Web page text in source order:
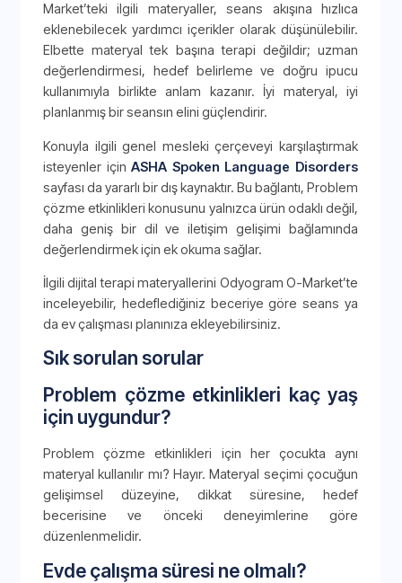
Market’teki ilgili materyaller, seans akışına hızlıca
eklenebilecek yardımcı içerikler olarak düşünülebilir.
Elbette materyal tek başına terapi değildir; uzman
değerlendirmesi, hedef belirleme ve doğru ipucu
kullanımıyla birlikte anlam kazanır. İyi materyal, iyi
planlanmış bir seansın elini güçlendirir.
Konuyla ilgili genel mesleki çerçeveyi karşılaştırmak
isteyenler içinASHA Spoken Language Disorders
sayfası da yararlı bir dış kaynaktır. Bu bağlantı, Problem
çözme etkinlikleri konusunu yalnızca ürün odaklı değil,
daha geniş bir dil ve iletişim gelişimi bağlamında
değerlendirmek için ek okuma sağlar.
İlgili dijital terapi materyallerini Odyogram O-Market’te
inceleyebilir, hedeflediğiniz beceriye göre seans ya
da ev çalışması planınıza ekleyebilirsiniz.
Sık sorulan sorular
Problem çözme etkinlikleri kaç yaş
için uygundur?
Problem çözme etkinlikleri için her çocukta aynı
materyal kullanılır mı? Hayır. Materyal seçimi çocuğun
gelişimsel düzeyine, dikkat süresine, hedef
becerisine ve önceki deneyimlerine göre
düzenlenmelidir.
Evde çalışma süresi ne olmalı?